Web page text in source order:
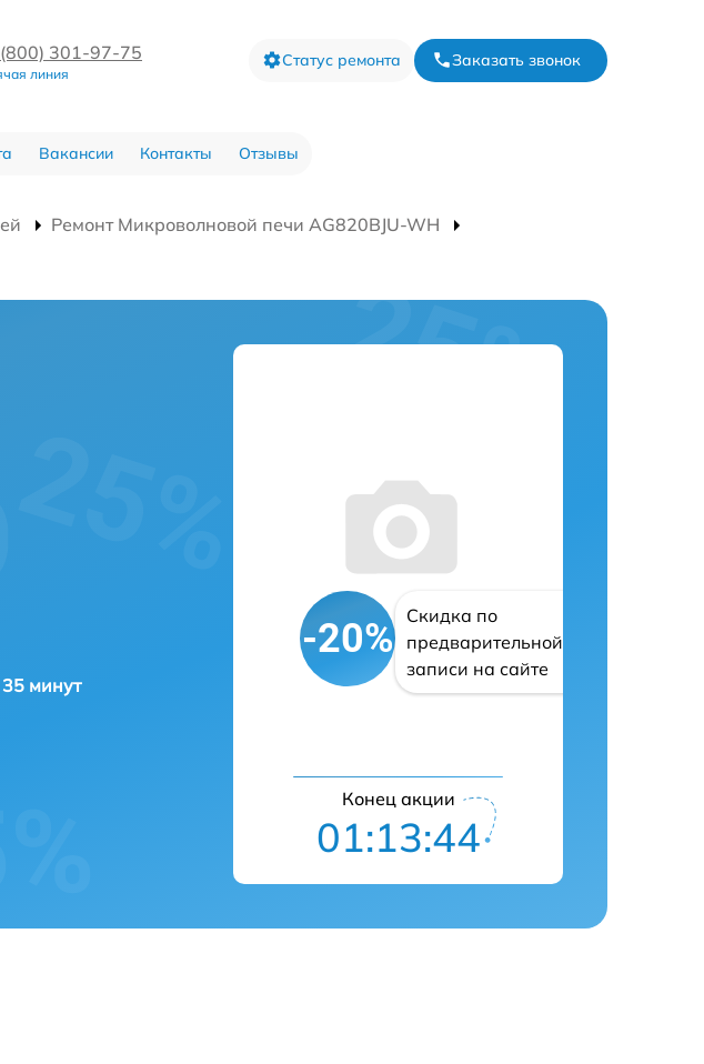
301-97-75
линия
Статус ремонта Заказать звонок
Вакансии Контакты Отзывы
Ремонт Микроволновой печи AG820BJU-WH
минут
-20%
Скидка по
предварительной
записи на сайте
Конец акции
01:13:43